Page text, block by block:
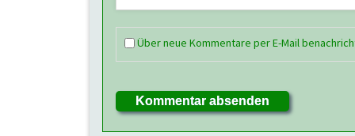
Über neue Kommentare per E-Mail
Kommentar absenden